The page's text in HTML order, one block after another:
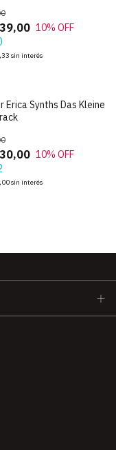
10% OFF
sin interés
Erica Synths Das Kleine
10% OFF
sin interés